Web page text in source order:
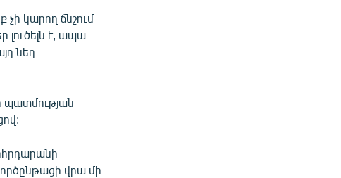
կարող ճնշում
է, ապա
նեղ
պատմության
վրա մի